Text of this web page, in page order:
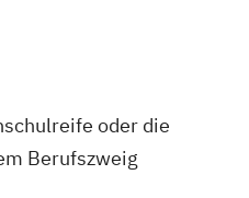
oder die
Berufszweig